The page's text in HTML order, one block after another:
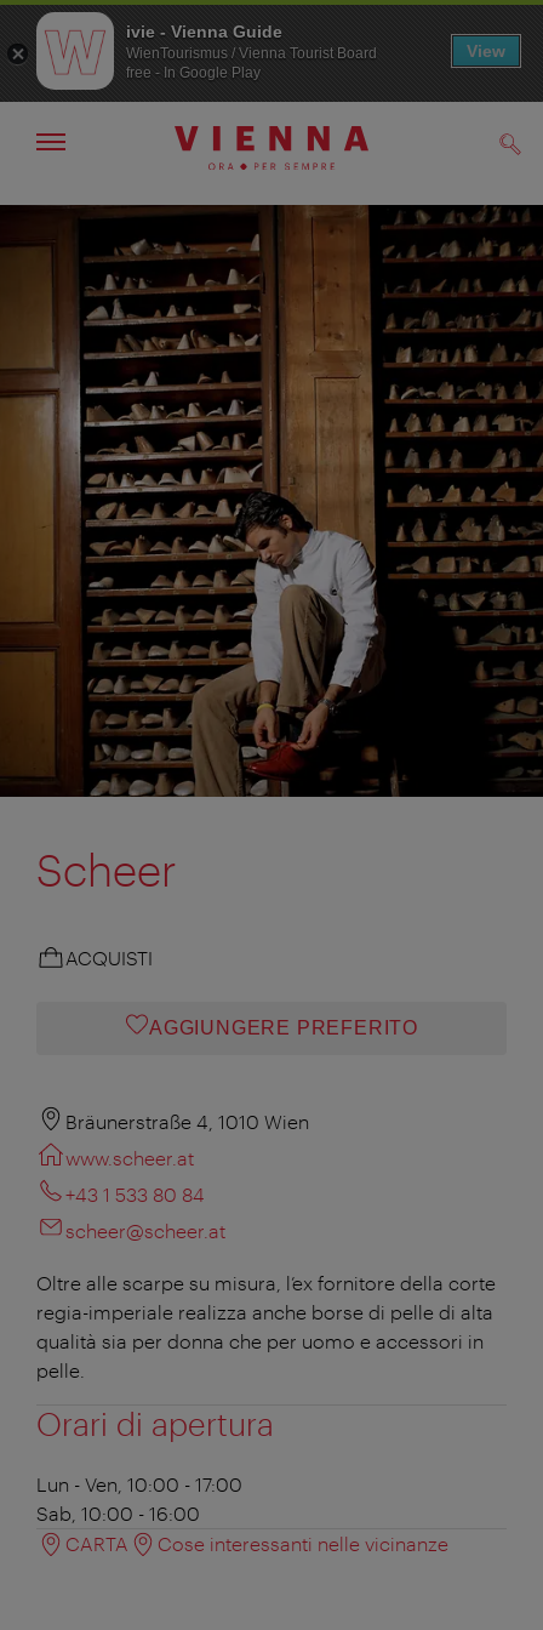
Alla
navigazione
Al
contenuto
Mostra/nascondi
Scheer
ACQUISTI
AGGIUNGERE PREFERITO
Bräunerstraße 4, 1010 Wien
www.scheer.at
+43 1 533 80 84
scheer@scheer.at
Oltre alle scarpe su misura, l’ex fornitore della corte
regia-imperiale realizza anche borse di pelle di alta
qualità sia per donna che per uomo e accessori in
pelle.
Orari di apertura
Lun - Ven, 10:00 - 17:00
Sab, 10:00 - 16:00
CARTA
Cose interessanti nelle vicinanze
ivie - Vienna Guide
WienTourismus / Vienna Tourist Board
free - In Google Play
View